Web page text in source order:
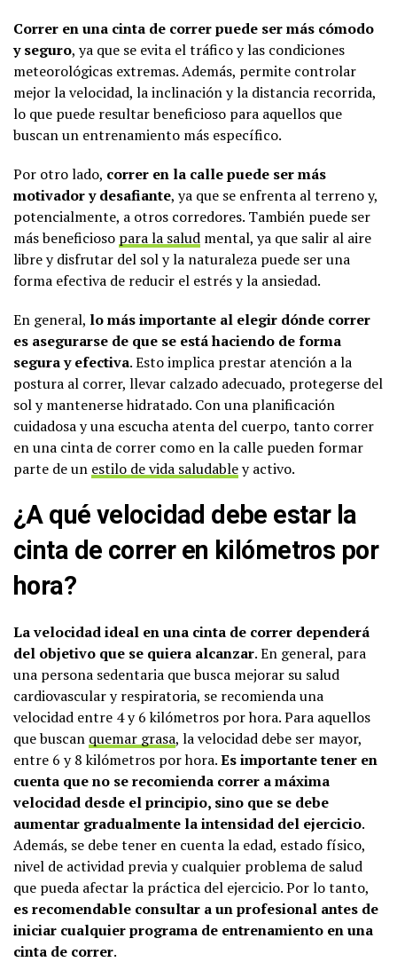
Correr en una cinta de correr puede ser más cómodo
y seguro, ya que se evita el tráfico y las condiciones
meteorológicas extremas. Además, permite controlar
mejor la velocidad, la inclinación y la distancia recorrida,
lo que puede resultar beneficioso para aquellos que
buscan un entrenamiento más específico.
Por otro lado, correr en la calle puede ser más
motivador y desafiante, ya que se enfrenta al terreno y,
potencialmente, a otros corredores. También puede ser
más beneficioso para la salud mental, ya que salir al aire
libre y disfrutar del sol y la naturaleza puede ser una
forma efectiva de reducir el estrés y la ansiedad.
En general, lo más importante al elegir dónde correr
es asegurarse de que se está haciendo de forma
segura y efectiva. Esto implica prestar atención a la
postura al correr, llevar calzado adecuado, protegerse del
sol y mantenerse hidratado. Con una planificación
cuidadosa y una escucha atenta del cuerpo, tanto correr
en una cinta de correr como en la calle pueden formar
parte de un estilo de vida saludabley activo.
¿A qué velocidad debe estar la
cinta de correr en kilómetros por
hora?
La velocidad ideal en una cinta de correr dependerá
del objetivo que se quiera alcanzar. En general, para
una persona sedentaria que busca mejorar su salud
cardiovascular y respiratoria, se recomienda una
velocidad entre 4 y 6 kilómetros por hora. Para aquellos
que buscan quemar grasa, la velocidad debe ser mayor,
entre 6 y 8 kilómetros por hora.Es importante tener en
cuenta que no se recomienda correr a máxima
velocidad desde el principio, sino que se debe
aumentar gradualmente la intensidad del ejercicio.
Además, se debe tener en cuenta la edad, estado físico,
nivel de actividad previa y cualquier problema de salud
que pueda afectar la práctica del ejercicio. Por lo tanto,
es recomendable consultar a un profesional antes de
iniciar cualquier programa de entrenamiento en una
cinta de correr.